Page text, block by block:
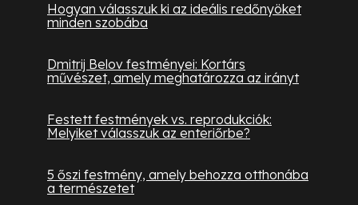
Hogyan válasszuk ki az ideális redőnyöket
minden szobába
Dmitrij Belov festményei: Kortárs
művészet, amely meghatározza az irányt
Festett festmények vs. reprodukciók:
Melyiket válasszuk az enteriőrbe?
5 őszi festmény, amely behozza otthonába
a természetet